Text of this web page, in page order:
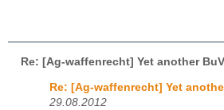
Re: [Ag-waffenrecht] Yet another
Re: [Ag-waffenrecht] Yet
29.08.2012